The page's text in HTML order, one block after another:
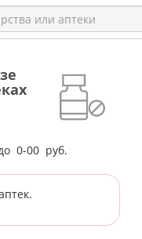
0-00 руб.